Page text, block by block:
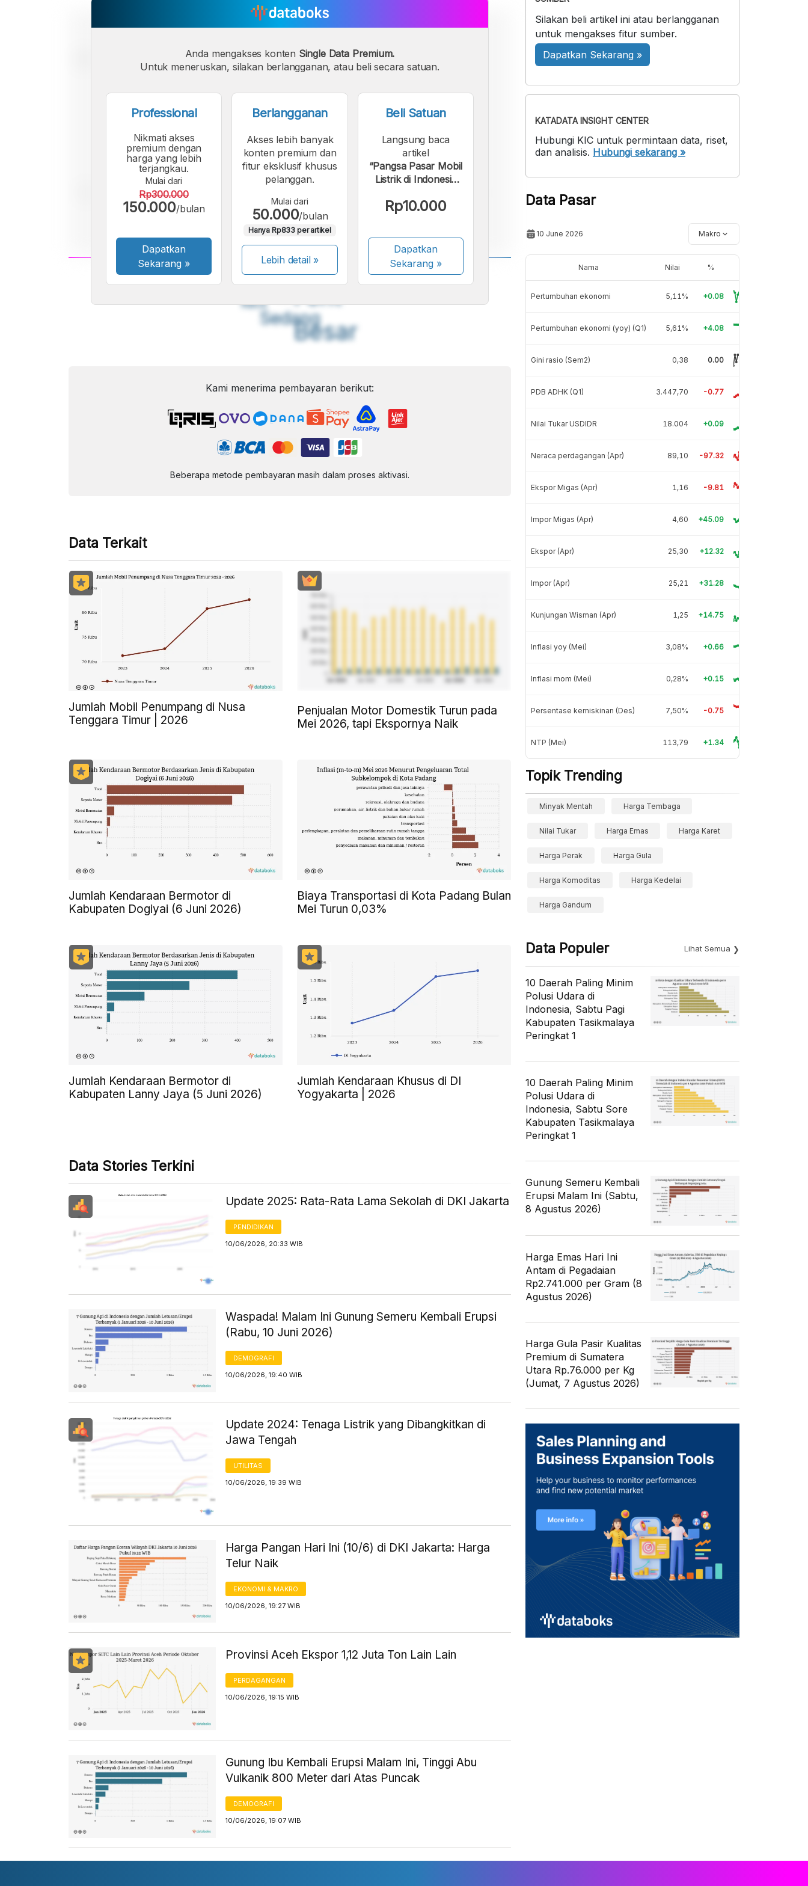
A
Font
Kecil
A
Sedang
A
Besar
Anda mengakses konten Single Data Premium.
Untuk meneruskan, silakan berlangganan, atau beli secara satuan.
Professional
Nikmati akses
premium dengan
harga yang lebih
terjangkau.
Mulai dari
Rp300.000
150.000/bulan
Dapatkan
Sekarang »
Berlangganan
Akses lebih banyak
konten premium dan
fitur eksklusif khusus
pelanggan.
Mulai dari
50.000/bulan
Hanya Rp833 per artikel
Lebih detail »
Beli Satuan
Langsung baca
artikel
“Pangsa Pasar Mobil
Listrik di Indonesia
2025”.
Rp10.000
Dapatkan
Sekarang»
Kami menerima pembayaran berikut:
Beberapa metode pembayaran masih dalam proses aktivasi.
Data Terkait
Jumlah Mobil Penumpang di Nusa
Tenggara Timur | 2026
Penjualan Motor Domestik Turun pada
Mei 2026, tapi Ekspornya Naik
Jumlah Kendaraan Bermotor di
Kabupaten Dogiyai (6 Juni 2026)
Biaya Transportasi di Kota Padang Bulan
Mei Turun 0,03%
Jumlah Kendaraan Bermotor di
Kabupaten Lanny Jaya (5 Juni 2026)
Jumlah Kendaraan Khusus di DI
Yogyakarta | 2026
Data Stories Terkini
Update 2025: Rata-Rata Lama Sekolah di DKI Jakarta
PENDIDIKAN
10/06/2026, 20:33 WIB
Waspada! Malam Ini Gunung Semeru Kembali Erupsi
(Rabu, 10 Juni 2026)
DEMOGRAFI
10/06/2026, 19:40 WIB
Update 2024: Tenaga Listrik yang Dibangkitkan di
Jawa Tengah
UTILITAS
10/06/2026, 19:39 WIB
Harga Pangan Hari Ini (10/6) di DKI Jakarta: Harga
Telur Naik
EKONOMI & MAKRO
10/06/2026, 19:27 WIB
Provinsi Aceh Ekspor 1,12 Juta Ton Lain Lain
PERDAGANGAN
10/06/2026, 19:15 WIB
Gunung Ibu Kembali Erupsi Malam Ini, Tinggi Abu
Vulkanik 800 Meter dari Atas Puncak
DEMOGRAFI
10/06/2026, 19:07 WIB
Silakan beli artikel ini atau berlangganan
untuk mengakses fitur sumber.
Dapatkan Sekarang »
KATADATA INSIGHT CENTER
Hubungi KIC untuk permintaan data, riset,
dan analisis. Hubungi sekarang »
Data Pasar
10 June 2026 Makro
Nama Nilai %
Pertumbuhan ekonomi 5,11% +0.08
Pertumbuhan ekonomi (yoy) (Q1) 5,61% +4.08
Gini rasio (Sem2) 0,38 0.00
PDB ADHK (Q1) 3.447,70 -0.77
Nilai Tukar USDIDR 18.004 +0.09
Neraca perdagangan (Apr) 89,10 -97.32
Ekspor Migas (Apr) 1,16 -9.81
Impor Migas (Apr) 4,60 +45.09
Ekspor (Apr) 25,30 +12.32
Impor (Apr) 25,21 +31.28
Kunjungan Wisman (Apr) 1,25 +14.75
Inflasi yoy (Mei) 3,08% +0.66
Inflasi mom (Mei) 0,28% +0.15
Persentase kemiskinan (Des) 7,50% -0.75
NTP (Mei) 113,79 +1.34
Topik Trending
Minyak Mentah Harga Tembaga
Nilai Tukar Harga Emas Harga Karet
Harga Perak Harga Gula
Harga Komoditas Harga Kedelai
Harga Gandum
Data Populer Lihat Semua
10 Daerah Paling Minim
Polusi Udara di
Indonesia, Sabtu Pagi
Kabupaten Tasikmalaya
Peringkat 1
10 Daerah Paling Minim
Polusi Udara di
Indonesia, Sabtu Sore
Kabupaten Tasikmalaya
Peringkat 1
Gunung Semeru Kembali
Erupsi Malam Ini (Sabtu,
8 Agustus 2026)
Harga Emas Hari Ini
Antam di Pegadaian
Rp2.741.000 per Gram (8
Agustus 2026)
Harga Gula Pasir Kualitas
Premium di Sumatera
Utara Rp.76.000 per Kg
(Jumat, 7 Agustus 2026)